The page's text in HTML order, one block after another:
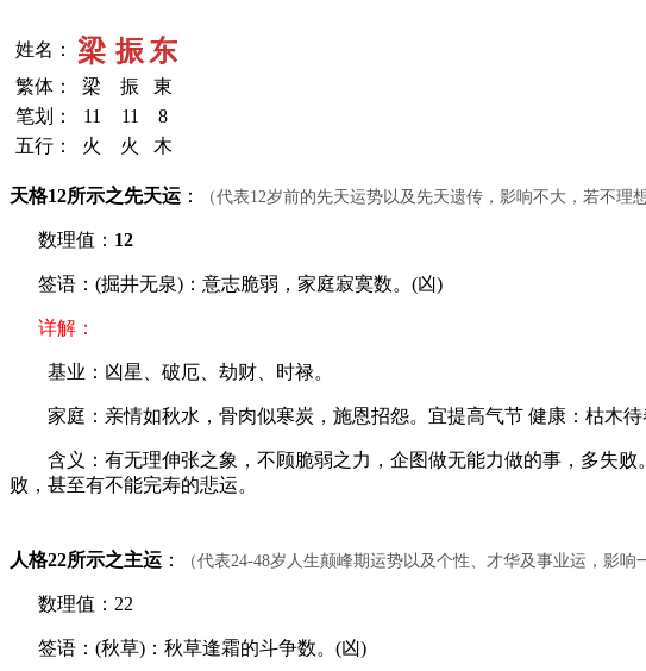
姓名： 梁 振 东
繁体： 梁 振
東
笔划：
11 11
8
五行：
火 火 木
天格12所示之先天运 ： （代表12岁前的先天运势以及先天遗传，影响不大，若不理
数理值： 12
签语：(掘井无泉)：意志脆弱，家庭寂寞数。(凶)
详解：
基业：凶星、破厄、劫财、时禄。
家庭：亲情如秋水，骨肉似寒炭，施恩招怨。宜提高气节 健康：枯木待
含义：有无理伸张之象，不顾脆弱之力，企图做无能力做的事，多失败
败，甚至有不能完寿的悲运。
人格22所示之主运 ： （代表24-48岁人生颠峰期运势以及个性、才华及事业运，影响
数理值：22
签语：(秋草)：秋草逢霜的斗争数。(凶)